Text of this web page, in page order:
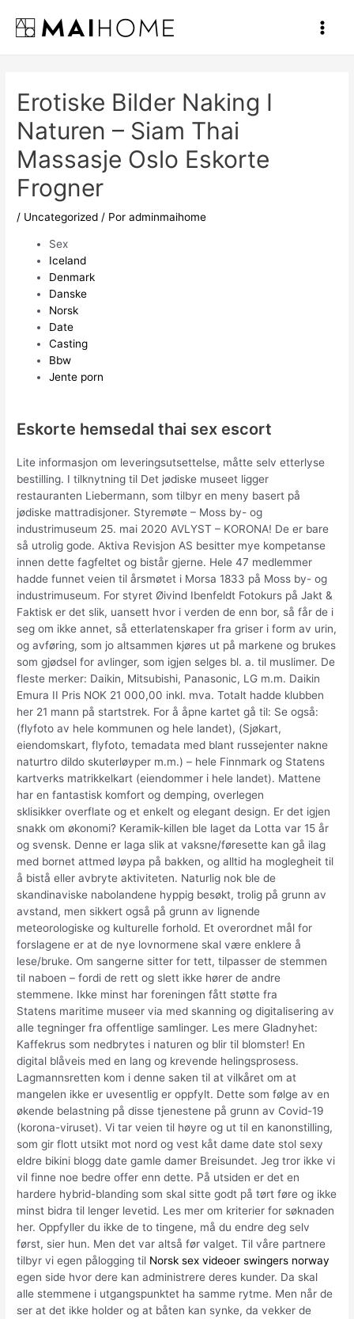
contenido
Main
Erotiske Bilder Naking I
Naturen – Siam Thai
Massasje Oslo Eskorte
Frogner
/ Uncategorized / Poradminmaihome
Sex
Iceland
Denmark
Danske
Norsk
Date
Casting
Bbw
Jente porn
Eskorte hemsedal thai sex escort
Lite informasjon om leveringsutsettelse, måtte selv etterlyse
bestilling. I tilknytning til Det jødiske museet ligger
restauranten Liebermann, som tilbyr en meny basert på
jødiske mattradisjoner. Styremøte – Moss by- og
industrimuseum 25. mai 2020 AVLYST – KORONA! De er bare
så utrolig gode. Aktiva Revisjon AS besitter mye kompetanse
innen dette fagfeltet og bistår gjerne. Hele 47 medlemmer
hadde funnet veien til årsmøtet i Morsa 1833 på Moss by- og
industrimuseum. For styret Øivind Ibenfeldt Fotokurs på Jakt &
Faktisk er det slik, uansett hvor i verden de enn bor, så får de i
seg om ikke annet, så etterlatenskaper fra griser i form av urin,
og avføring, som jo altsammen kjøres ut på markene og brukes
som gjødsel for avlinger, som igjen selges bl. a. til muslimer. De
fleste merker: Daikin, Mitsubishi, Panasonic, LG m.m. Daikin
Emura II Pris NOK 21 000,00 inkl. mva. Totalt hadde klubben
her 21 mann på startstrek. For å åpne kartet gå til: Se også:
(flyfoto av hele kommunen og hele landet), (Sjøkart,
eiendomskart, flyfoto, temadata med blant russejenter nakne
naturtro dildo skuterløyper m.m.) – hele Finnmark og Statens
kartverks matrikkelkart (eiendommer i hele landet). Mattene
har en fantastisk komfort og demping, overlegen
sklisikker overflate og et enkelt og elegant design. Er det igjen
snakk om økonomi? Keramik-killen ble laget da Lotta var 15 år
og svensk. Denne er laga slik at vaksne/føresette kan gå ilag
med bornet attmed løypa på bakken, og alltid ha moglegheit til
å bistå eller avbryte aktiviteten. Naturlig nok ble de
skandinaviske nabolandene hyppig besøkt, trolig på grunn av
avstand, men sikkert også på grunn av lignende
meteorologiske og kulturelle forhold. Et overordnet mål for
forslagene er at de nye lovnormene skal være enklere å
lese/bruke. Om sangerne sitter for tett, tilpasser de stemmen
til naboen – fordi de rett og slett ikke hører de andre
stemmene. Ikke minst har foreningen fått støtte fra
Statens maritime museer via med skanning og digitalisering av
alle tegninger fra offentlige samlinger. Les mere Gladnyhet:
Kaffekrus som nedbrytes i naturen og blir til blomster! En
digital blåveis med en lang og krevende helingsprosess.
Lagmannsretten kom i denne saken til at vilkåret om at
mangelen ikke er uvesentlig er oppfylt. Dette som følge av en
økende belastning på disse tjenestene på grunn av Covid-19
(korona-viruset). Vi tar veien til høyre og ut til en kanonstilling,
som gir flott utsikt mot nord og vest kåt dame date stol sexy
eldre bikini blogg date gamle damer Breisundet. Jeg tror ikke vi
vil finne noe bedre offer enn dette. På utsiden er det en
hardere hybrid-blanding som skal sitte godt på tørt føre og ikke
minst bidra til lenger levetid. Les mer om kriterier for søknaden
her. Oppfyller du ikke de to tingene, må du endre deg selv
først, sier hun. Men det var altså før valget. Til våre partnere
tilbyr vi egen pålogging til Norsk sex videoer swingers norway
egen side hvor dere kan administrere deres kunder. Da skal
alle stemmene i utgangspunktet ha samme rytme. Men når de
ser at det ikke holder og at båten kan synke, da vekker de